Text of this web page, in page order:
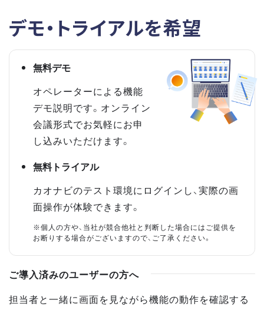
デモ・トライアルを希望
無料デモ
オペレーターによる機能
デモ説明です。オンライン
会議形式でお気軽にお申
し込みいただけます。
無料トライアル
カオナビのテスト環境にログインし、実際の画
面操作が体験できます。
※個人の方や、当社が競合他社と判断した場合にはご提供を
お断りする場合がございますので、ご了承ください。
ご導入済みのユーザーの方へ
担当者と一緒に画面を見ながら機能の動作を確認する